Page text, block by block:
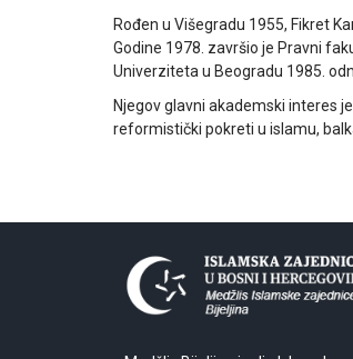
Rođen u Višegradu 1955, Fikret
Godine 1978. završio je Pravni
Univerziteta u Beogradu 1985.
Njegov glavni akademski interes
reformistički pokreti u islamu,